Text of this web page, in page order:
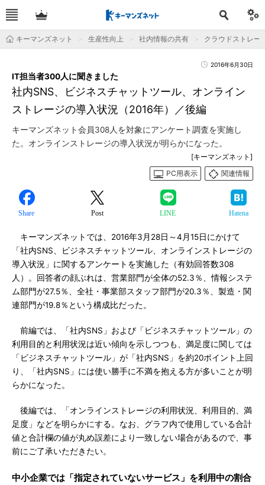
キーマンズネット 生産性向上 社内情報の共有 クラウドストレー
2016年6月30日
社内SNS、ビジネスチャットツール、オンライン
ストレージの導入状況（2016年）／後編
IT担当者300人に聞きました
キーマンズネット会員308人を対象にアンケート調査を実施し
た。オンラインストレージの導入状況が明らかになった。
[キーマンズネット]
PC用表示
関連情報
Share Post LINE Hatena
キーマンズネットでは、2016年3月28日～4月15日にかけて
「社内SNS、ビジネスチャットツール、オンラインストレージの
導入状況」に関するアンケートを実施した（有効回答数308
人）。回答者の顔ぶれは、営業部門が全体の52.3％、情報システ
ム部門が27.5％、全社・事業部スタッフ部門が20.3％、製造・関
連部門が19.8％という構成比だった。
前編では、「社内SNS」および「ビジネスチャットツール」の
利用目的と利用状況は近い傾向を示しつつも、満足度に関しては
「ビジネスチャットツール」が「社内SNS」を約20ポイント上回
り、「社内SNS」には使い勝手に不満を抱える方が多いことが明
らかになった。
後編では、「オンラインストレージの利用状況、利用目的、満
足度」などを明らかにする。なお、グラフ内で使用している合計
値と合計欄の値が丸め誤差により一致しない場合があるので、事
前にご了承いただきたい。
中小企業では「指定されていないサービス」を利用中の割合